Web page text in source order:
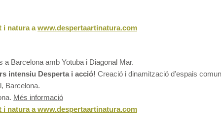
i natura awww.despertaartinatura.com
Barcelona amb Yotuba i Diagonal Mar.
intensiu Desperta i acció! Creació i dinamització d'espais
Barcelona.
Més informació
i natura awww.despertaartinatura.com